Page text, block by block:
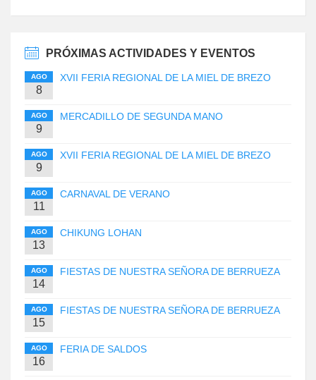
PRÓXIMAS ACTIVIDADES Y EVENTOS
AGO
8
XVII FERIA REGIONAL DE LA MIEL DE BREZO
AGO
9
MERCADILLO DE SEGUNDA MANO
AGO
9
XVII FERIA REGIONAL DE LA MIEL DE BREZO
AGO
11
CARNAVAL DE VERANO
AGO
13
CHIKUNG LOHAN
AGO
14
FIESTAS DE NUESTRA SEÑORA DE BERRUEZA
AGO
15
FIESTAS DE NUESTRA SEÑORA DE BERRUEZA
AGO
16
FERIA DE SALDOS